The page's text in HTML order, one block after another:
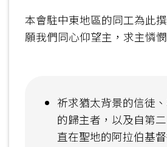
本會駐中東地區的同工為此
願我們同心仰望主，求主憐憫
祈求猶太背景的信徒
的歸主者，以及自第
直在聖地的阿拉伯基